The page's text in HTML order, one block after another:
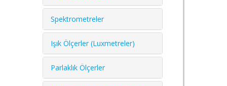
Spektrometreler
Işık Ölçerler (Luxmetreler)
Parlaklık Ölçerler